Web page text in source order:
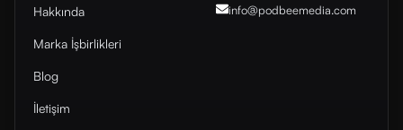
Hakkında
Marka İşbirlikleri
Blog
İletişim
info@podbeemedia.com